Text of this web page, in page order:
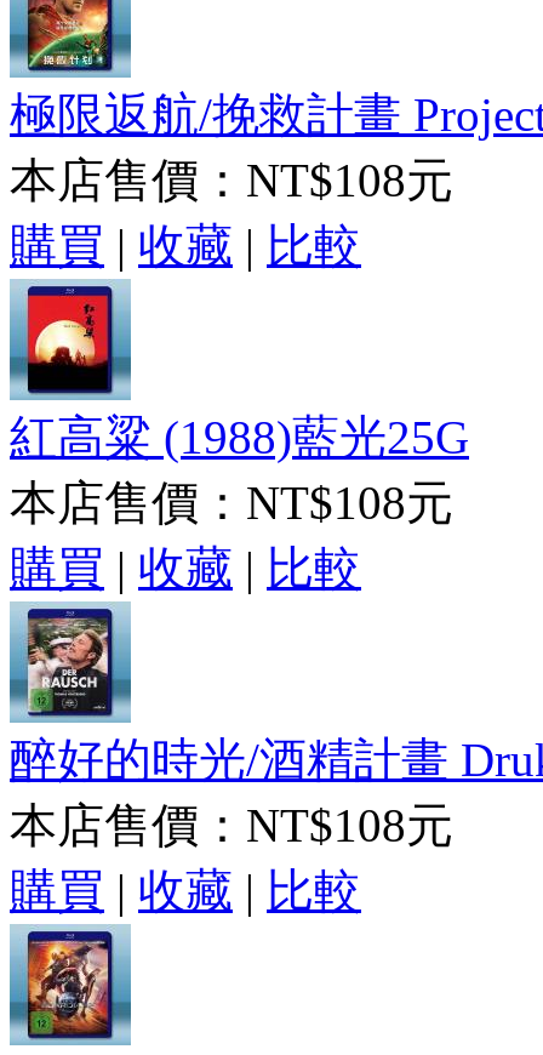
極限返航/挽救計畫
本店售價： NT$108元
購買 | 收藏 | 比較
紅高粱 (1988)藍光25G
本店售價： NT$108元
購買 | 收藏 | 比較
醉好的時光/酒精計畫
本店售價： NT$108元
購買 | 收藏 | 比較